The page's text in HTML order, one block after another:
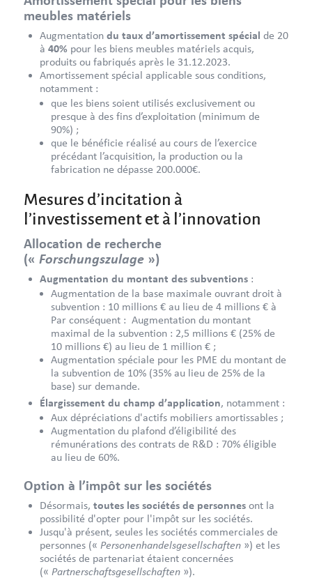
meubles matériels
Augmentation du taux d’amortissement spécial de 20
à 40%pour les biens meubles matériels acquis,
produits ou fabriqués après le 31.12.2023.
Amortissement spécial applicable sous conditions,
notamment :
que les biens soient utilisés exclusivement ou
presque à des fins d’exploitation (minimum de
90%) ;
que le bénéficie réalisé au cours de l’exercice
précédant l’acquisition, la production ou la
fabrication ne dépasse 200.000€.
Mesures d’incitation à
l’investissement et à l’innovation
Allocation de recherche
(« Forschungszulage»)
Augmentation du montant des subventions:
Augmentation de la base maximale ouvrant droit à
subvention : 10 millions € au lieu de 4 millions € à
Par conséquent : Augmentation du montant
maximal de la subvention : 2,5 millions € (25% de
10 millions €) au lieu de 1 million € ;
Augmentation spéciale pour les PME du montant de
la subvention de 10% (35% au lieu de 25% de la
base) sur demande.
Élargissement du champ d’application, notamment :
Aux dépréciations d'actifs mobiliers amortissables ;
Augmentation du plafond d’éligibilité des
rémunérations des contrats de R&D : 70% éligible
au lieu de 60%.
Option à l’impôt sur les sociétés
Désormais, toutes les sociétés de personnesont la
possibilité d'opter pour l'impôt sur les sociétés.
Jusqu'à présent, seules les sociétés commerciales de
personnes (« Personenhandelsgesellschaften») et les
sociétés de partenariat étaient concernées
(« Partnerschaftsgesellschaften»).